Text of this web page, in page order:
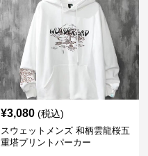
¥3,080 (税込)
スウェットメンズ 和柄雲龍桜五
重塔プリントパーカー